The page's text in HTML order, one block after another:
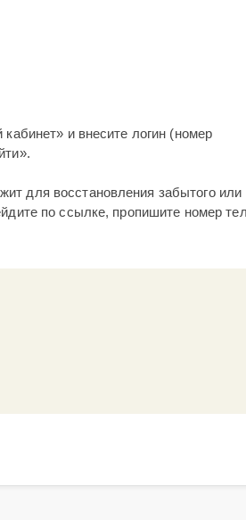
и внесите логин (номер
для восстановления забытого или
по ссылке, пропишите номер